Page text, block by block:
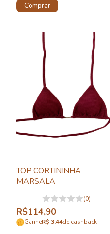
Comprar
TOP CORTININHA
MARSALA
(0)
R$114,90
GanheR$ 3,44de cashback